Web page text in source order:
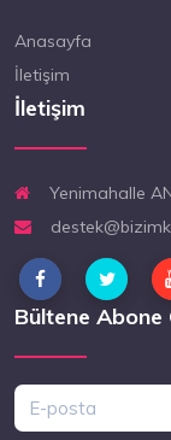
Anasayfa
İletişim
İletişim
Yenimahalle
Bültene Abone